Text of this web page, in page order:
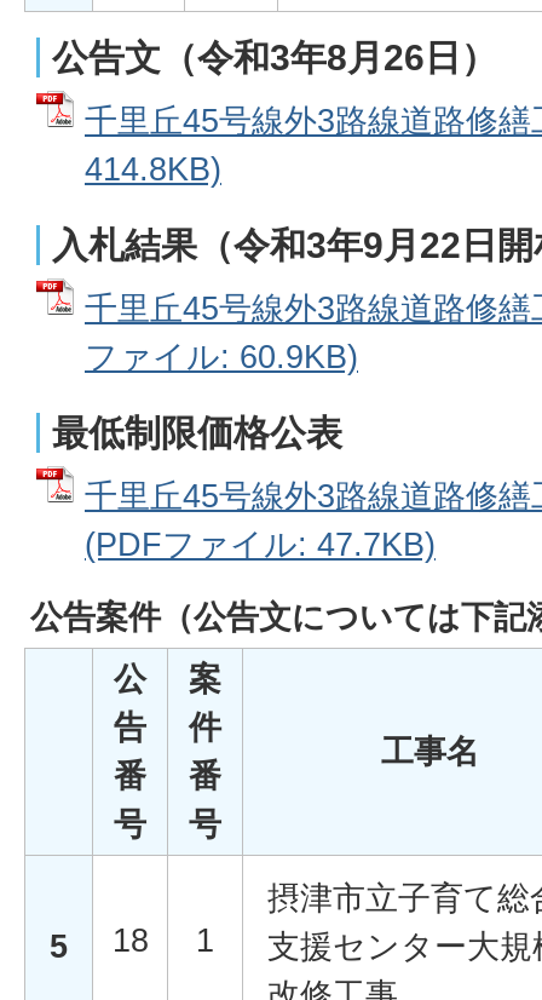
公告文（令和3年8月26日）
千里丘45号線外3路線道路修
414.8KB)
入札結果（令和3年9月22日
千里丘45号線外3路線道路修
ファイル: 60.9KB)
最低制限価格公表
千里丘45号線外3路線道路修
(PDFファイル: 47.7KB)
公告案件（公告文については下記
公
告
番
号
案
件
番
号
工事名
5 18 1
摂津市立子育て総
支援センター大規